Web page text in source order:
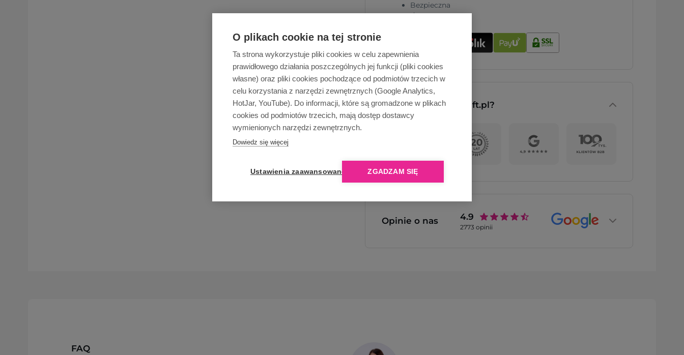
O plikach cookie na tej stronie
Ta strona wykorzystuje pliki cookies w celu zapewnienia
prawidłowego działania poszczególnych jej funkcji (pliki cookies
własne) oraz pliki cookies pochodzące od podmiotów trzecich w
celu korzystania z narzędzi zewnętrznych (Google Analytics,
HotJar, YouTube). Do informacji, które są gromadzone w plikach
cookies od podmiotów trzecich, mają dostęp dostawcy
wymienionych narzędzi zewnętrznych.
Dowiedz się więcej
Ustawienia zaawansowane ZGADZAM SIĘ
Bezpieczna
dostawa
Dlaczego OpenGift.pl?
Opinie o nas 4.9
2773 opinii
FAQ